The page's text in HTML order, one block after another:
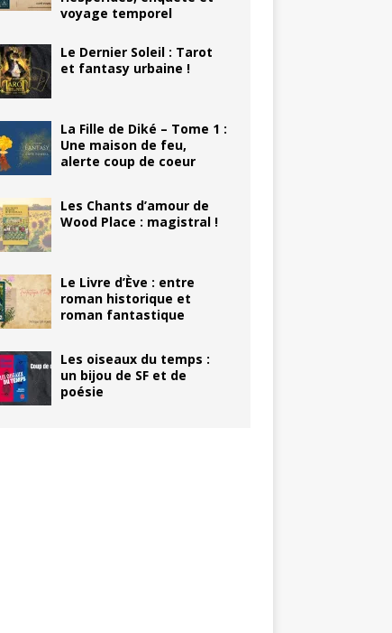
voyage temporel
Le Dernier Soleil : Tarot
et fantasy urbaine !
La Fille de Diké – Tome 1 :
Une maison de feu,
alerte coup de coeur
Les Chants d’amour de
Wood Place : magistral !
Le Livre d’Ève : entre
roman historique et
roman fantastique
Les oiseaux du temps :
un bijou de SF et de
poésie